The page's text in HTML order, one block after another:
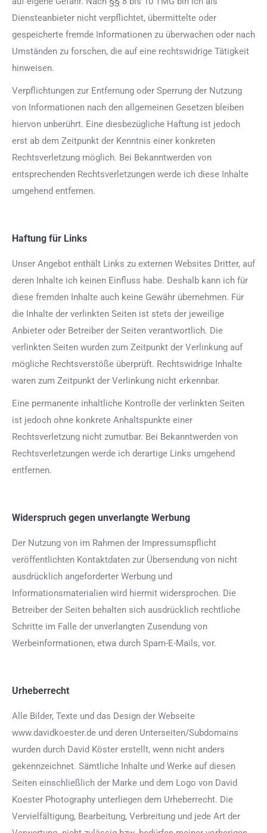
Diensteanbieter nicht verpflichtet, übermittelte oder
gespeicherte fremde Informationen zu überwachen oder nach
Umständen zu forschen, die auf eine rechtswidrige Tätigkeit
hinweisen.
Verpflichtungen zur Entfernung oder Sperrung der Nutzung
von Informationen nach den allgemeinen Gesetzen bleiben
hiervon unberührt. Eine diesbezügliche Haftung ist jedoch
erst ab dem Zeitpunkt der Kenntnis einer konkreten
Rechtsverletzung möglich. Bei Bekanntwerden von
entsprechenden Rechtsverletzungen werde ich diese Inhalte
umgehend entfernen.
Haftung für Links
Unser Angebot enthält Links zu externen Websites Dritter, auf
deren Inhalte ich keinen Einfluss habe. Deshalb kann ich für
diese fremden Inhalte auch keine Gewähr übernehmen. Für
die Inhalte der verlinkten Seiten ist stets der jeweilige
Anbieter oder Betreiber der Seiten verantwortlich. Die
verlinkten Seiten wurden zum Zeitpunkt der Verlinkung auf
mögliche Rechtsverstöße überprüft. Rechtswidrige Inhalte
waren zum Zeitpunkt der Verlinkung nicht erkennbar.
Eine permanente inhaltliche Kontrolle der verlinkten Seiten
ist jedoch ohne konkrete Anhaltspunkte einer
Rechtsverletzung nicht zumutbar. Bei Bekanntwerden von
Rechtsverletzungen werde ich derartige Links umgehend
entfernen.
Widerspruch gegen unverlangte Werbung
Der Nutzung von im Rahmen der Impressumspflicht
veröffentlichten Kontaktdaten zur Übersendung von nicht
ausdrücklich angeforderter Werbung und
Informationsmaterialien wird hiermit widersprochen. Die
Betreiber der Seiten behalten sich ausdrücklich rechtliche
Schritte im Falle der unverlangten Zusendung von
Werbeinformationen, etwa durch Spam-E-Mails, vor.
Urheberrecht
Alle Bilder, Texte und das Design der Webseite
www.davidkoester.de und deren Unterseiten/Subdomains
wurden durch David Köster erstellt, wenn nicht anders
gekennzeichnet. Sämtliche Inhalte und Werke auf diesen
Seiten einschließlich der Marke und dem Logo von David
Koester Photography unterliegen dem Urheberrecht. Die
Vervielfältigung, Bearbeitung, Verbreitung und jede Art der